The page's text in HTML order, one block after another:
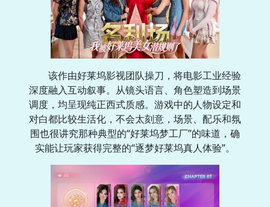
该作由好莱坞影视团队操刀，将电影工业经验
深度融入互动叙事。从镜头语言、角色塑造到场景
调度，均呈现纯正西式质感。游戏中的人物设定和
对白都比较生活化，不会太刻意，场景、配乐和氛
围也很讲究那种典型的“好莱坞梦工厂”的味道，确
实能让玩家获得完整的“逐梦好莱坞真人体验”。